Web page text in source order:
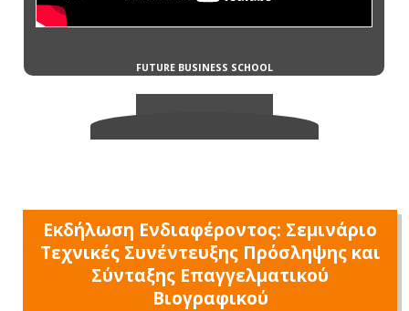
Εκδήλωση Ενδιαφέροντος: Σεμινάριο
Τεχνικές Συνέντευξης Πρόσληψης και
Σύνταξης Επαγγελματικού
Βιογραφικού